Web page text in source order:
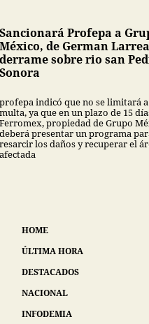
Sancionará Profepa a
México, de German
derrame sobre rio san
Sonora
profepa indicó que no se limitará
multa, ya que en un plazo de 15
Ferromex, propiedad de Grupo
deberá presentar un programa
resarcir los daños y recuperar el
afectada
HOME
ÚLTIMA HORA
DESTACADOS
NACIONAL
INFODEMIA